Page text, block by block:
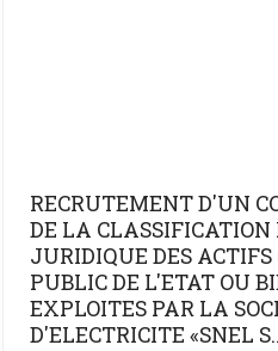
RECRUTEMENT D'UN
DE LA CLASSIFICATION
JURIDIQUE DES
PUBLIC DE L'ETAT OU
EXPLOITES PAR LA
D'ELECTRICITE «SNEL